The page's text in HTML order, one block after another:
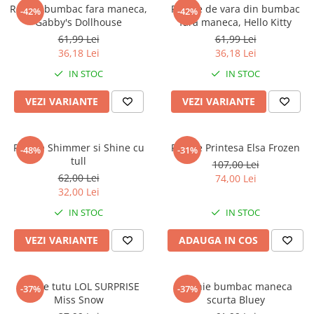
Captain america
Bakugan
Liga Dreptatii
Buzz Lightyear
My Little Pony
Planes
EplusM
Tom & Jerry
Transformers
Top Wings
Incaltaminte baieti
Ghete si cizme baieti
Pantofi baieti
Papuci si slapi baieti
Sandale baieti
Marvel
Monsters Inc.
La casa de papel
Nasa
Kids Euroswan
Rainbow High
Garfield
Nightmare before Christmas
EplusM
Perletti
Arditex
-42%
Rochie bumbac fara maneca,
Gabby's Dollhouse
61,99 Lei
36,18 Lei
IN STOC
VEZI VARIANTE
-42%
Rochie de vara din bumbac
fara maneca, Hello Kitty
61,99 Lei
36,18 Lei
IN STOC
VEZI VARIANTE
-48%
Rochie Shimmer si Shine cu
tull
62,00 Lei
32,00 Lei
IN STOC
VEZI VARIANTE
-31%
Rochie Printesa Elsa Frozen
107,00 Lei
74,00 Lei
IN STOC
ADAUGA IN COS
-37%
Rochie tutu LOL SURPRISE
Miss Snow
-37%
Rochie bumbac maneca
scurta Bluey